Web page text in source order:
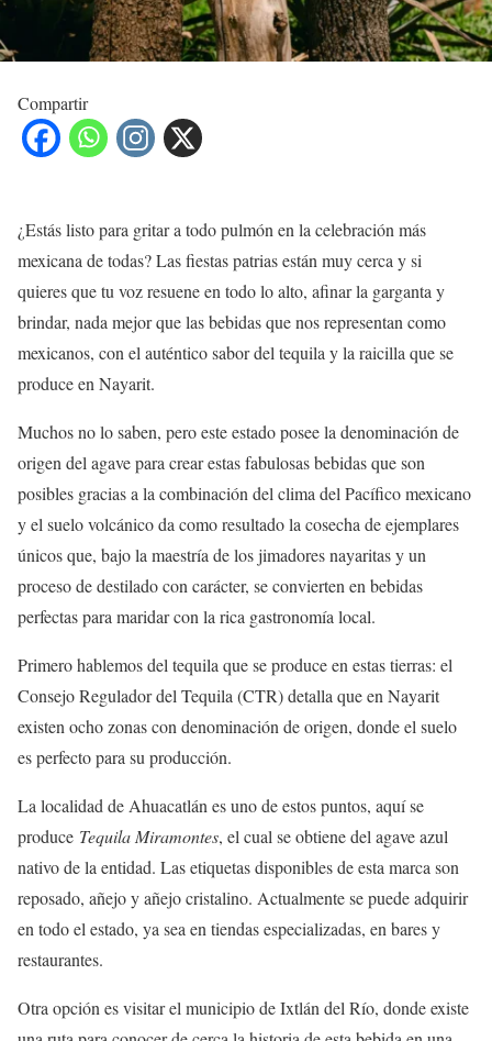
Compartir
¿Estás listo para gritar a todo pulmón en la celebración más
mexicana de todas? Las fiestas patrias están muy cerca y si
quieres que tu voz resuene en todo lo alto, afinar la garganta y
brindar, nada mejor que las bebidas que nos representan como
mexicanos, con el auténtico sabor del tequila y la raicilla que se
produce en Nayarit.
Muchos no lo saben, pero este estado posee la denominación de
origen del agave para crear estas fabulosas bebidas que son
posibles gracias a la combinación del clima del Pacífico mexicano
y el suelo volcánico da como resultado la cosecha de ejemplares
únicos que, bajo la maestría de los jimadores nayaritas y un
proceso de destilado con carácter, se convierten en bebidas
perfectas para maridar con la rica gastronomía local.
Primero hablemos del tequila que se produce en estas tierras: el
Consejo Regulador del Tequila (CTR) detalla que en Nayarit
existen ocho zonas con denominación de origen, donde el suelo
es perfecto para su producción.
La localidad de Ahuacatlán es uno de estos puntos, aquí se
produce Tequila Miramontes, el cual se obtiene del agave azul
nativo de la entidad. Las etiquetas disponibles de esta marca son
reposado, añejo y añejo cristalino. Actualmente se puede adquirir
en todo el estado, ya sea en tiendas especializadas, en bares y
restaurantes.
Otra opción es visitar el municipio de Ixtlán del Río, donde existe